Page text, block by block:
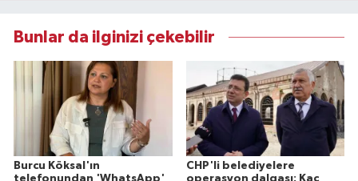
Bunlar da ilginizi çekebilir
Burcu Köksal'ın
telefonundan 'WhatsApp'
CHP'li belediyelere
operasyon dalgası: Kaç